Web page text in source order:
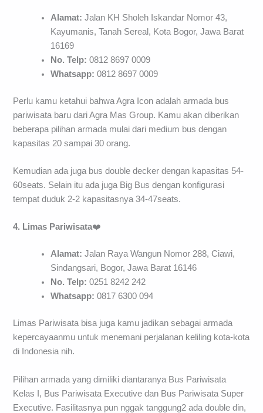
Alamat: Jalan KH Sholeh Iskandar Nomor 43,
Kayumanis, Tanah Sereal, Kota Bogor, Jawa Barat
16169
No. Telp: 0812 8697 0009
Whatsapp: 0812 8697 0009
Perlu kamu ketahui bahwa Agra Icon adalah armada bus
pariwisata baru dari Agra Mas Group. Kamu akan diberikan
beberapa pilihan armada mulai dari medium bus dengan
kapasitas 20 sampai 30 orang.
Kemudian ada juga bus double decker dengan kapasitas 54-
60seats. Selain itu ada juga Big Bus dengan konfigurasi
tempat duduk 2-2 kapasitasnya 34-47seats.
4. Limas Pariwisata❤️
Alamat: Jalan Raya Wangun Nomor 288, Ciawi,
Sindangsari, Bogor, Jawa Barat 16146
No. Telp: 0251 8242 242
Whatsapp: 0817 6300 094
Limas Pariwisata bisa juga kamu jadikan sebagai armada
kepercayaanmu untuk menemani perjalanan keliling kota-kota
di Indonesia nih.
Pilihan armada yang dimiliki diantaranya Bus Pariwisata
Kelas I, Bus Pariwisata Executive dan Bus Pariwisata Super
Executive. Fasilitasnya pun nggak tanggung2 ada double din,